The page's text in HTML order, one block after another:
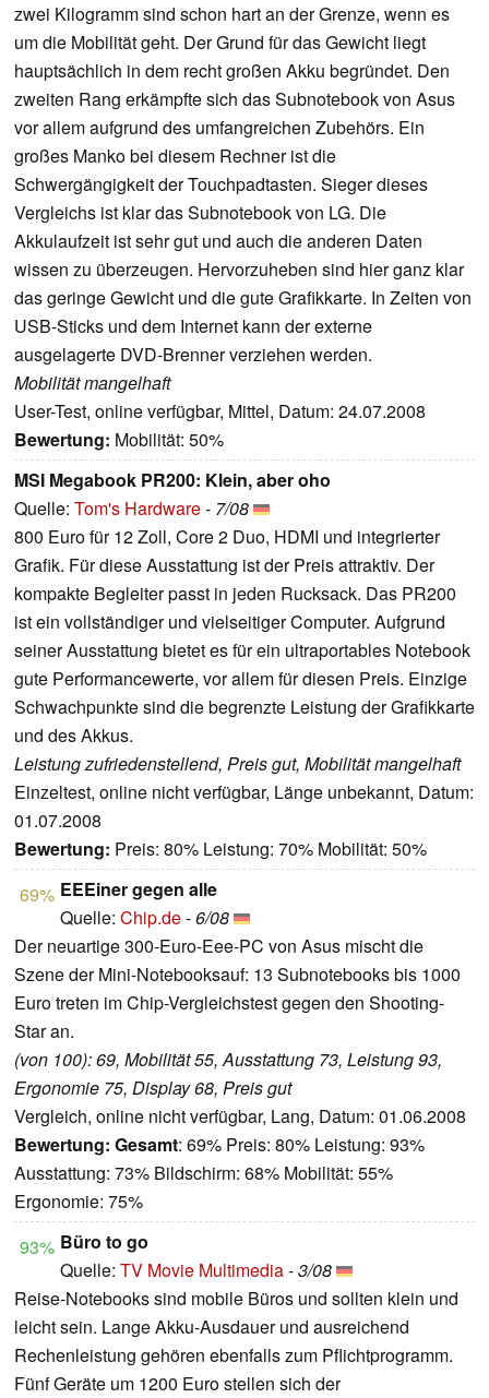
zwei Kilogramm sind schon hart an der Grenze, wenn es
um die Mobilität geht. Der Grund für das Gewicht liegt
hauptsächlich in dem recht großen Akku begründet. Den
zweiten Rang erkämpfte sich das Subnotebook von Asus
vor allem aufgrund des umfangreichen Zubehörs. Ein
großes Manko bei diesem Rechner ist die
Schwergängigkeit der Touchpadtasten. Sieger dieses
Vergleichs ist klar das Subnotebook von LG. Die
Akkulaufzeit ist sehr gut und auch die anderen Daten
wissen zu überzeugen. Hervorzuheben sind hier ganz klar
das geringe Gewicht und die gute Grafikkarte. In Zeiten von
USB-Sticks und dem Internet kann der externe
ausgelagerte DVD-Brenner verziehen werden.
Mobilität mangelhaft
User-Test, online verfügbar, Mittel, Datum: 24.07.2008
Bewertung: Mobilität: 50%
MSI Megabook PR200: Klein, aber oho
Quelle: Tom's Hardware- 7/08
800 Euro für 12 Zoll, Core 2 Duo, HDMI und integrierter
Grafik. Für diese Ausstattung ist der Preis attraktiv. Der
kompakte Begleiter passt in jeden Rucksack. Das PR200
ist ein vollständiger und vielseitiger Computer. Aufgrund
seiner Ausstattung bietet es für ein ultraportables Notebook
gute Performancewerte, vor allem für diesen Preis. Einzige
Schwachpunkte sind die begrenzte Leistung der Grafikkarte
und des Akkus.
Leistung zufriedenstellend, Preis gut, Mobilität mangelhaft
Einzeltest, online nicht verfügbar, Länge unbekannt, Datum:
01.07.2008
Bewertung: Preis: 80% Leistung: 70% Mobilität: 50%
69% EEEiner gegen alle
Quelle: Chip.de-6/08
Der neuartige 300-Euro-Eee-PC von Asus mischt die
Szene der Mini-Notebooksauf: 13 Subnotebooks bis 1000
Euro treten im Chip-Vergleichstest gegen den Shooting-
Star an.
(von 100): 69, Mobilität 55, Ausstattung 73, Leistung 93,
Ergonomie 75, Display 68, Preis gut
Vergleich, online nicht verfügbar, Lang, Datum: 01.06.2008
Bewertung: Gesamt: 69% Preis: 80% Leistung: 93%
Ausstattung: 73% Bildschirm: 68% Mobilität: 55%
Ergonomie: 75%
93% Büro to go
Quelle: TV Movie Multimedia-3/08
Reise-Notebooks sind mobile Büros und sollten klein und
leicht sein. Lange Akku-Ausdauer und ausreichend
Rechenleistung gehören ebenfalls zum Pflichtprogramm.
Fünf Geräte um 1200 Euro stellen sich der